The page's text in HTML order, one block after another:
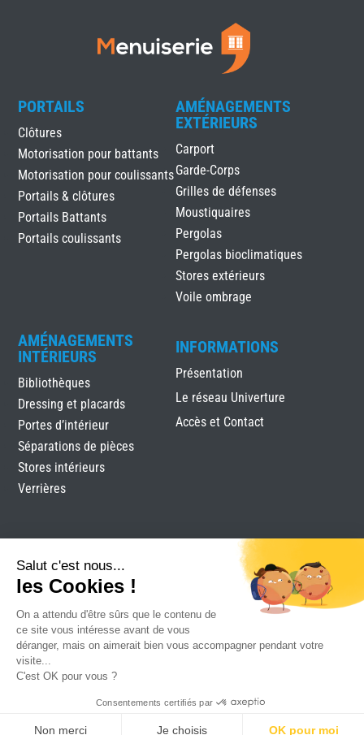
PORTAILS
Clôtures
Motorisation pour battants
Motorisation pour coulissants
Portails & clôtures
Portails Battants
Portails coulissants
AMÉNAGEMENTS
EXTÉRIEURS
Carport
Garde-Corps
Grilles de défenses
Moustiquaires
Pergolas
Pergolas bioclimatiques
Stores extérieurs
Voile ombrage
AMÉNAGEMENTS
INTÉRIEURS
Bibliothèques
Dressing et placards
Portes d’intérieur
Séparations de pièces
Stores intérieurs
Verrières
INFORMATIONS
Présentation
Le réseau Univerture
Accès et Contact
Clomen|Mentions légales|Plan du site
Attraptemps
Salut c'est nous...
les Cookies !
On a attendu d'être sûrs que le contenu de
ce site vous intéresse avant de vous
déranger, mais on aimerait bien vous accompagner pendant votre
visite...
C'est OK pour vous ?
Consentements certifiés par
Non merci Je choisis OK pour moi